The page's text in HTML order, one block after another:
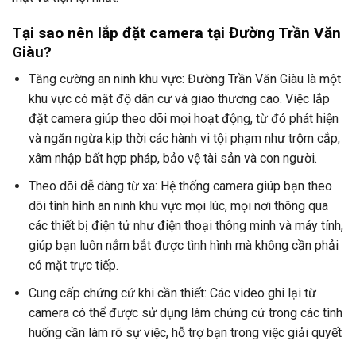
Tại sao nên lắp đặt camera tại Đường Trần Văn
Giàu?
Tăng cường an ninh khu vực: Đường Trần Văn Giàu là một
khu vực có mật độ dân cư và giao thương cao. Việc lắp
đặt camera giúp theo dõi mọi hoạt động, từ đó phát hiện
và ngăn ngừa kịp thời các hành vi tội phạm như trộm cắp,
xâm nhập bất hợp pháp, bảo vệ tài sản và con người.
Theo dõi dễ dàng từ xa: Hệ thống camera giúp bạn theo
dõi tình hình an ninh khu vực mọi lúc, mọi nơi thông qua
các thiết bị điện tử như điện thoại thông minh và máy tính,
giúp bạn luôn nắm bắt được tình hình mà không cần phải
có mặt trực tiếp.
Cung cấp chứng cứ khi cần thiết: Các video ghi lại từ
camera có thể được sử dụng làm chứng cứ trong các tình
huống cần làm rõ sự việc, hỗ trợ bạn trong việc giải quyết